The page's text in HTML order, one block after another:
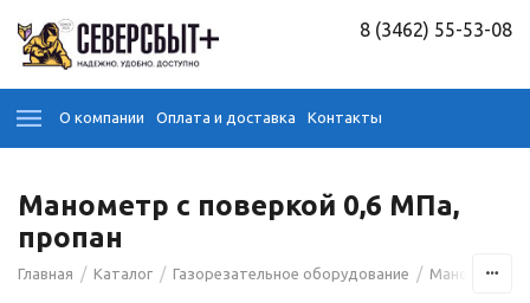
8 (3462) 55-53-08
О компании Оплата и доставка Контакты
Манометр с поверкой 0,6 МПа,
пропан
Главная / Каталог / Газорезательное оборудование / Манометры